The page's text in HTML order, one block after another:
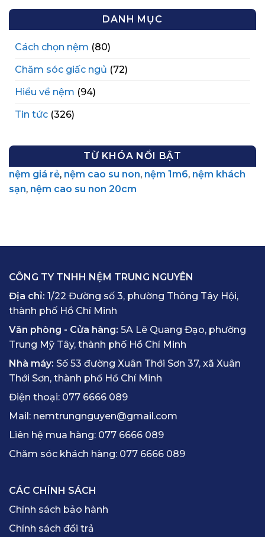
DANH MỤC
Cách chọn nệm (80)
Chăm sóc giấc ngủ (72)
Hiểu về nệm (94)
Tin tức (326)
TỪ KHÓA NỔI BẬT
nệm giá rẻ, nệm cao su non, nệm 1m6, nệm khách
sạn, nệm cao su non 20cm
CÔNG TY TNHH NỆM TRUNG NGUYÊN
Địa chỉ: 1/22 Đường số 3, phường Thông Tây Hội,
thành phố Hồ Chí Minh
Văn phòng - Cửa hàng: 5A Lê Quang Đạo, phường
Trung Mỹ Tây, thành phố Hồ Chí Minh
Nhà máy: Số 53 đường Xuân Thới Sơn 37, xã Xuân
Thới Sơn, thành phố Hồ Chí Minh
Điện thoại: 077 6666 089
Mail: nemtrungnguyen@gmail.com
Liên hệ mua hàng: 077 6666 089
Chăm sóc khách hàng: 077 6666 089
CÁC CHÍNH SÁCH
Chính sách bảo hành
Chính sách đổi trả